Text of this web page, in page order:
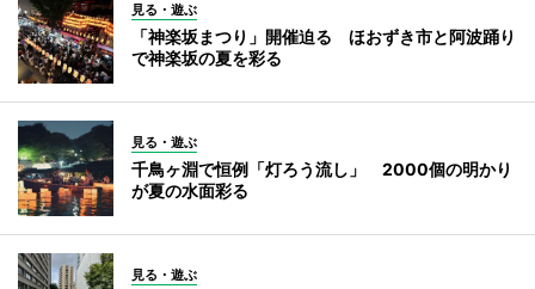
見る・遊ぶ
「神楽坂まつり」開催迫る ほおずき市と阿波踊り
で神楽坂の夏を彩る
見る・遊ぶ
千鳥ヶ淵で恒例「灯ろう流し」 2000個の明かり
が夏の水面彩る
見る・遊ぶ